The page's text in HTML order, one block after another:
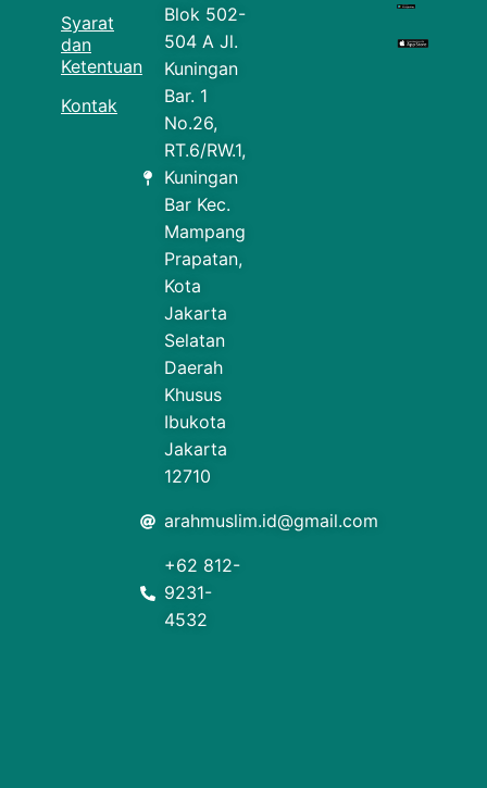
Syarat
dan
Ketentuan
Kontak
Blok 502-
504 A Jl.
Kuningan
Bar. 1
No.26,
RT.6/RW.1,
Kuningan
Bar Kec.
Mampang
Prapatan,
Kota
Jakarta
Selatan
Daerah
Khusus
Ibukota
Jakarta
12710
arahmuslim.id@gmail.com
+62 812-
9231-
4532